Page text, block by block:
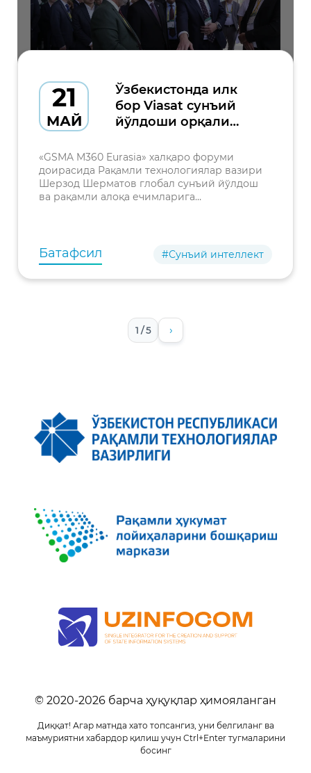
21
МАЙ
Ўзбекистонда илк
бор Viasat сунъий
йўлдоши орқали
қурилмасига сунъий
йўлдош хабарларини
узатиш бўйича синов
намойиши
«GSMA M360 Eurasia» халқаро форуми
доирасида Рақамли технологиялар вазири
Шерзод Шерматов глобал сунъий йўлдош
ва рақамли алоқа ечимларига
Батафсил #Сунъий интеллект
1 / 5 ›
© 2020-2026 барча ҳуқуқлар ҳимояланган
Диққат! Агар матнда хато топсангиз, уни белгиланг ва
маъмуриятни хабардор қилиш учун Ctrl+Enter тугмаларини
босинг